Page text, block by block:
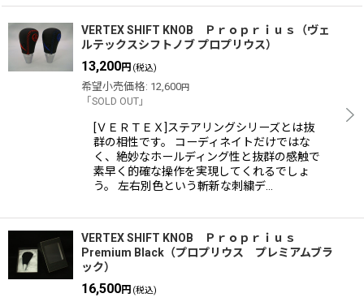
VERTEX SHIFT KNOB Ｐｒｏｐｒｉｕｓ（ヴェ
ルテックスシフトノブ プロプリウス）
13,200円 (税込)
希望小売価格: 12,600円
「SOLD OUT」
[ＶＥＲＴＥＸ]ステアリングシリーズとは抜
群の相性です。 コーディネイトだけではな
く、絶妙なホールディング性と抜群の感触で
素早く的確な操作を実現してくれるでしょ
う。 左右別色という斬新な刺繍デ…
VERTEX SHIFT KNOB Ｐｒｏｐｒｉｕｓ
Premium Black（プロプリウス プレミアムブラ
ック）
16,500円 (税込)